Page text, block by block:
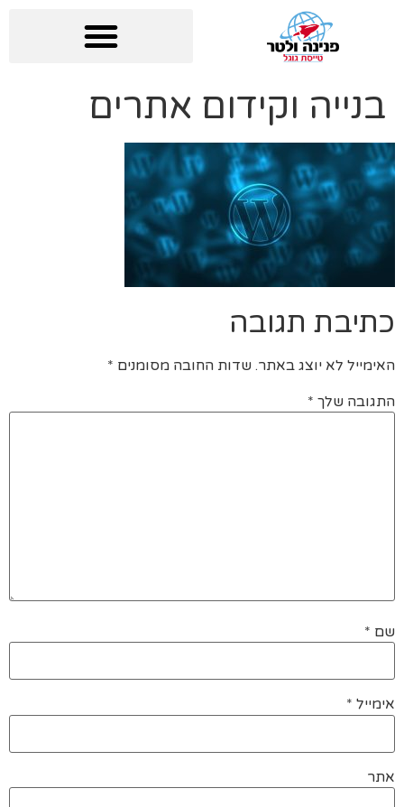
בנייה וקידום אתרים
כתיבת תגובה
האימייל לא יוצג באתר. שדות החובה מסומנים *
התגובה שלך *
שם *
אימייל *
אתר